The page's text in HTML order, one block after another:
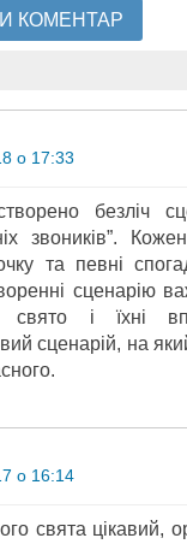
о 17:33
безліч
звоників”.
та певні
сценарію
і їхні
сценарій, на
о 16:14
свята цікавий,